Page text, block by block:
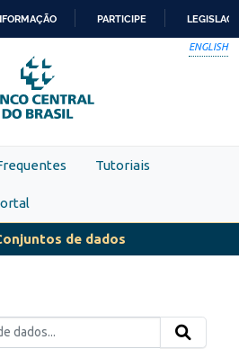
PARA
O
CONTEÚDO
PARTICIPE
ENGLISH
Tutoriais
de dados